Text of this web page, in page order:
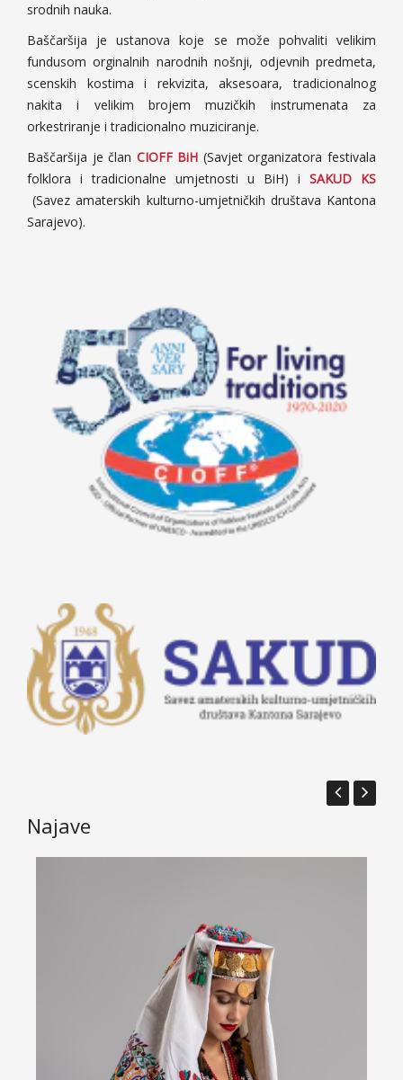
srodnih nauka.
Baščaršija je ustanova koje se može pohvaliti velikim
fundusom orginalnih narodnih nošnji, odjevnih predmeta,
scenskih kostima i rekvizita, aksesoara, tradicionalnog
nakita i velikim brojem muzičkih instrumenata za
orkestriranje i tradicionalno muziciranje.
Baščaršija je član CIOFF BiH (Savjet organizatora festivala
folklora i tradicionalne umjetnosti u BiH) i SAKUD KS
(Savez amaterskih kulturno-umjetničkih društava Kantona
Sarajevo).
Najave